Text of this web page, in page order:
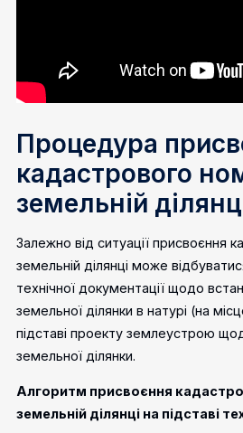
Процедура
кадастрового
земельній
Залежно від ситуації присвоєння
земельній ділянці може
технічної документації щодо
земельної ділянки в натурі (на
підставі проекту землеустрою
земельної ділянки.
Алгоритм присвоєння
земельній ділянці на підставі